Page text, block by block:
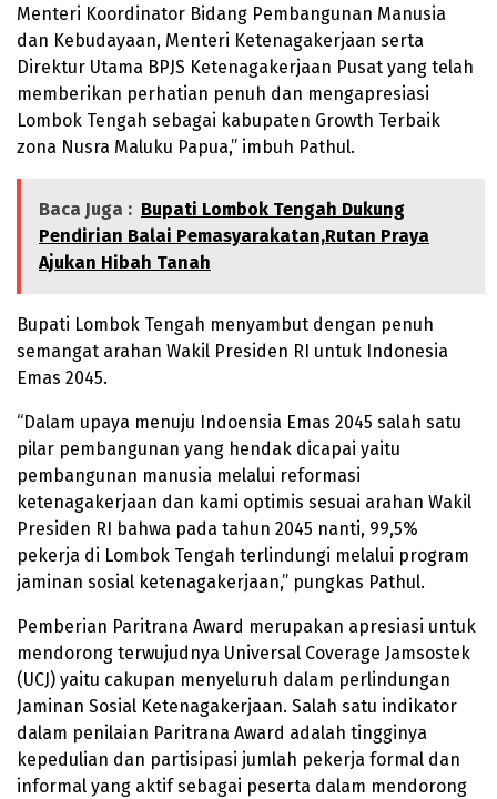
Menteri Koordinator Bidang Pembangunan Manusia
dan Kebudayaan, Menteri Ketenagakerjaan serta
Direktur Utama BPJS Ketenagakerjaan Pusat yang telah
memberikan perhatian penuh dan mengapresiasi
Lombok Tengah sebagai kabupaten Growth Terbaik
zona Nusra Maluku Papua,” imbuh Pathul.
Baca Juga : Bupati Lombok Tengah Dukung
Pendirian Balai Pemasyarakatan,Rutan Praya
Ajukan Hibah Tanah
Bupati Lombok Tengah menyambut dengan penuh
semangat arahan Wakil Presiden RI untuk Indonesia
Emas 2045.
“Dalam upaya menuju Indoensia Emas 2045 salah satu
pilar pembangunan yang hendak dicapai yaitu
pembangunan manusia melalui reformasi
ketenagakerjaan dan kami optimis sesuai arahan Wakil
Presiden RI bahwa pada tahun 2045 nanti, 99,5%
pekerja di Lombok Tengah terlindungi melalui program
jaminan sosial ketenagakerjaan,” pungkas Pathul.
Pemberian Paritrana Award merupakan apresiasi untuk
mendorong terwujudnya Universal Coverage Jamsostek
(UCJ) yaitu cakupan menyeluruh dalam perlindungan
Jaminan Sosial Ketenagakerjaan. Salah satu indikator
dalam penilaian Paritrana Award adalah tingginya
kepedulian dan partisipasi jumlah pekerja formal dan
informal yang aktif sebagai peserta dalam mendorong